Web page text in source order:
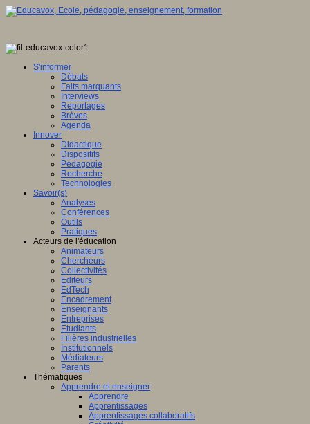
S'informer
Débats
Faits marquants
Interviews
Reportages
Brèves
Agenda
Innover
Didactique
Dispositifs
Pédagogie
Recherche
Technologies
Savoir(s)
Analyses
Conférences
Outils
Pratiques
Acteurs de l'éducation
Animateurs
Chercheurs
Collectivités
Editeurs
EdTech
Encadrement
Enseignants
Entreprises
Etudiants
Filières industrielles
Institutionnels
Médiateurs
Parents
Thématiques
Apprendre et enseigner
Apprendre
Apprentissages
Apprentissages collaboratifs